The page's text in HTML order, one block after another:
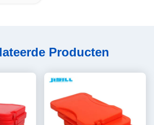
Producten